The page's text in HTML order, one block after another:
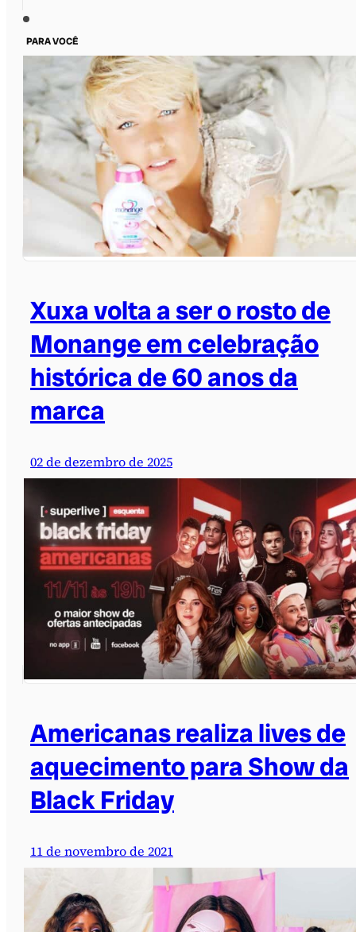
PARA VOCÊ
Xuxa volta a ser o rosto de
Monange em celebração
histórica de 60 anos da
marca
02 de dezembro de 2025
Americanas realiza lives de
aquecimento para Show da
Black Friday
11 de novembro de 2021